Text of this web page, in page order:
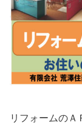
リフォームの